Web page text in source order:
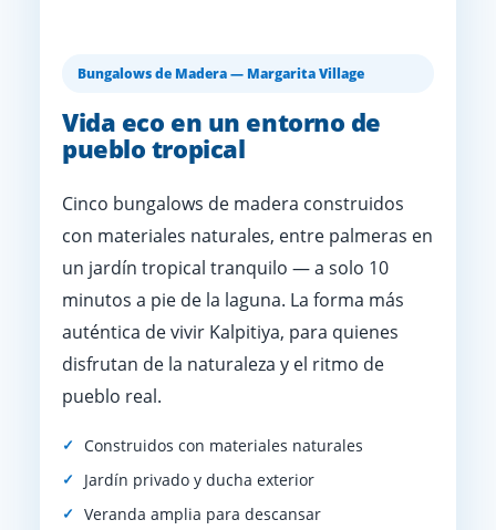
Bungalows de Madera — Margarita Village
Vida eco en un entorno de
pueblo tropical
Cinco bungalows de madera construidos
con materiales naturales, entre palmeras en
un jardín tropical tranquilo — a solo 10
minutos a pie de la laguna. La forma más
auténtica de vivir Kalpitiya, para quienes
disfrutan de la naturaleza y el ritmo de
pueblo real.
Construidos con materiales naturales
Jardín privado y ducha exterior
Veranda amplia para descansar